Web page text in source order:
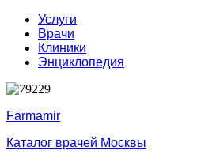
Услуги
Врачи
Клиники
Энциклопедия
Farmamir
Каталог врачей Москвы